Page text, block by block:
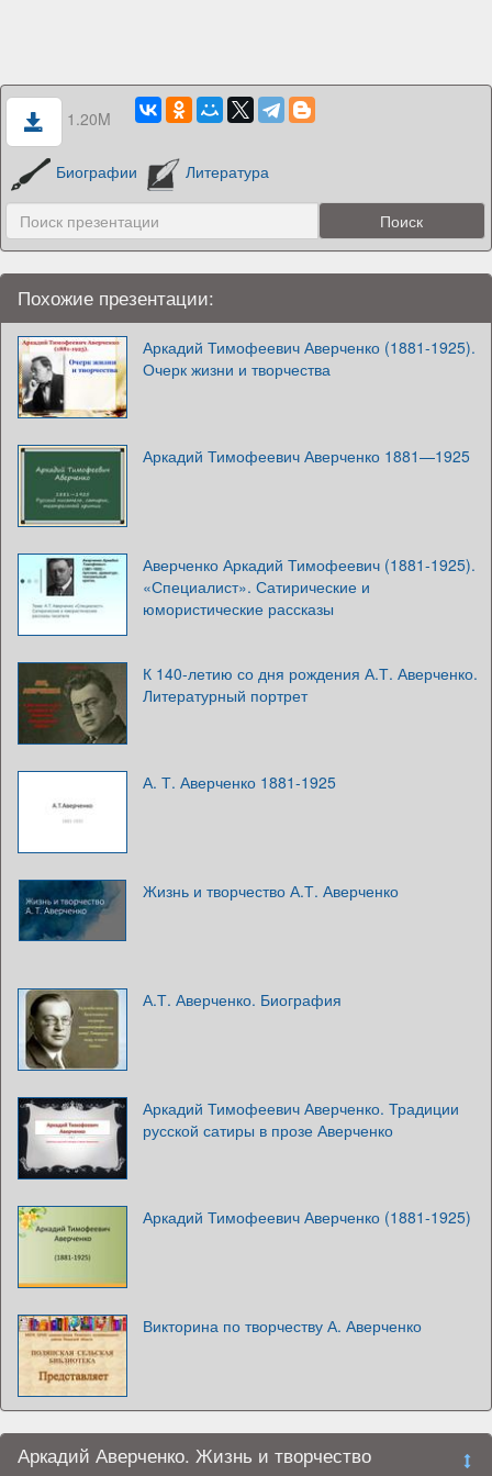
1.20M
Биографии Литература
Похожие презентации:
Аркадий Тимофеевич Аверченко (1881-1925).
Очерк жизни и творчества
Аркадий Тимофеевич Аверченко 1881—1925
Аверченко Аркадий Тимофеевич (1881-1925).
«Специалист». Сатирические и
юмористические рассказы
К 140-летию со дня рождения А.Т. Аверченко.
Литературный портрет
А. Т. Аверченко 1881-1925
Жизнь и творчество А.Т. Аверченко
А.Т. Аверченко. Биография
Аркадий Тимофеевич Аверченко. Традиции
русской сатиры в прозе Аверченко
Аркадий Тимофеевич Аверченко (1881-1925)
Викторина по творчеству А. Аверченко
Аркадий Аверченко. Жизнь и творчество